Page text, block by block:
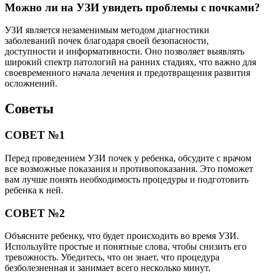
Можно ли на УЗИ увидеть проблемы с почками?
УЗИ является незаменимым методом диагностики
заболеваний почек благодаря своей безопасности,
доступности и информативности. Оно позволяет выявлять
широкий спектр патологий на ранних стадиях, что важно для
своевременного начала лечения и предотвращения развития
осложнений.
Советы
СОВЕТ №1
Перед проведением УЗИ почек у ребенка, обсудите с врачом
все возможные показания и противопоказания. Это поможет
вам лучше понять необходимость процедуры и подготовить
ребенка к ней.
СОВЕТ №2
Объясните ребенку, что будет происходить во время УЗИ.
Используйте простые и понятные слова, чтобы снизить его
тревожность. Убедитесь, что он знает, что процедура
безболезненная и занимает всего несколько минут.